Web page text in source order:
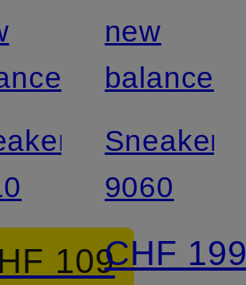
109
new
balance
Sneaker
9060
CHF